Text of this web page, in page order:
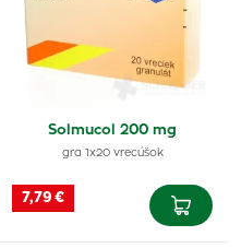
Solmucol 200 mg
gra 1x20 vrecúšok
7,79 €